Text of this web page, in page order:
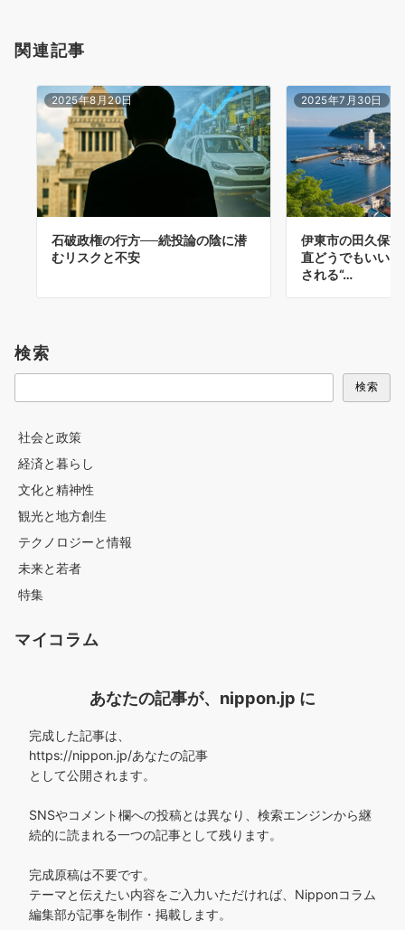
関連記事
2025年8月20日
石破政権の行方──続投論の陰に潜
むリスクと不安
2025年7月30日
伊東市の田久保
直どうでもいい
される“…
検索
検索
社会と政策
経済と暮らし
文化と精神性
観光と地方創生
テクノロジーと情報
未来と若者
特集
マイコラム
あなたの記事が、nippon.jp に
完成した記事は、
https://nippon.jp/あなたの記事
として公開されます。
SNSやコメント欄への投稿とは異なり、検索エンジンから継
続的に読まれる一つの記事として残ります。
完成原稿は不要です。
テーマと伝えたい内容をご入力いただければ、Nipponコラム
編集部が記事を制作・掲載します。